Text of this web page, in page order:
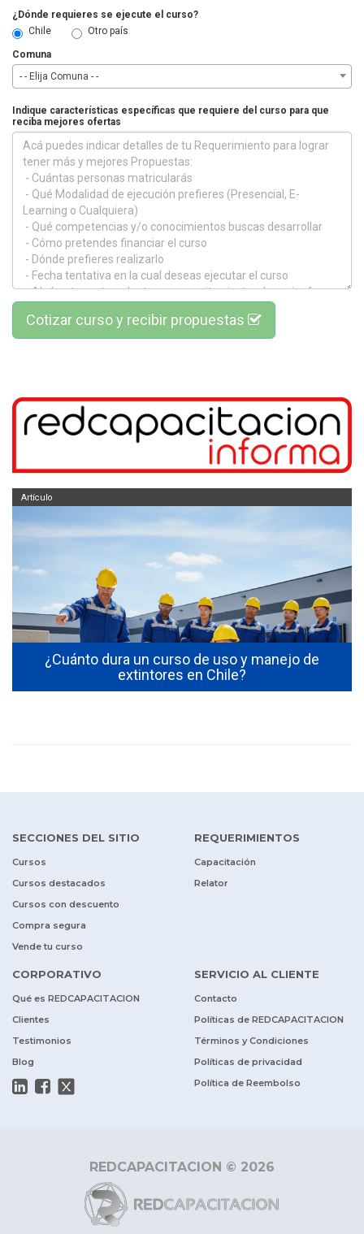
¿Dónde requieres se ejecute el curso?
Chile
Otro país
Comuna
- - Elija Comuna - -
Indique características específicas que requiere del curso para que
reciba mejores ofertas
Cotizar curso y recibir propuestas
¿Cuánto dura un curso de uso y manejo de
extintores en Chile?
Artículo
SECCIONES DEL SITIO
Cursos
Cursos destacados
Cursos con descuento
Compra segura
Vende tu curso
REQUERIMIENTOS
Capacitación
Relator
CORPORATIVO
Qué es REDCAPACITACION
Clientes
Testimonios
Blog
SERVICIO AL CLIENTE
Contacto
Políticas de REDCAPACITACION
Términos y Condiciones
Políticas de privacidad
Política de Reembolso
REDCAPACITACION © 2026